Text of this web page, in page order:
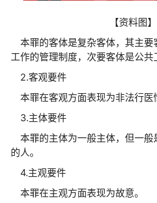
【资料图】
本罪的客体是复杂客体，其主
工作的管理制度，次要客体是公共
2.客观要件
本罪在客观方面表现为非法行医
3.主体要件
本罪的主体为一般主体，但一
的人。
4.主观要件
本罪在主观方面表现为故意。